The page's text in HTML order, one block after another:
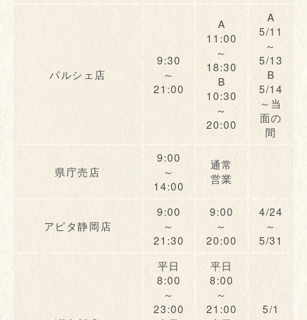
パルシェ店
9:30
～
21:00
A
11:00
～
18:30
B
10:30
～
20:00
A
5/11
～
5/13
B
5/14
～当
面の
間
県庁売店
9:00
～
14:00
通常
営業
アピタ静岡店
9:00
～
21:30
9:00
～
20:00
4/24
～
5/31
平日
8:00
～
23:00
平日
8:00
～
21:00
5/1